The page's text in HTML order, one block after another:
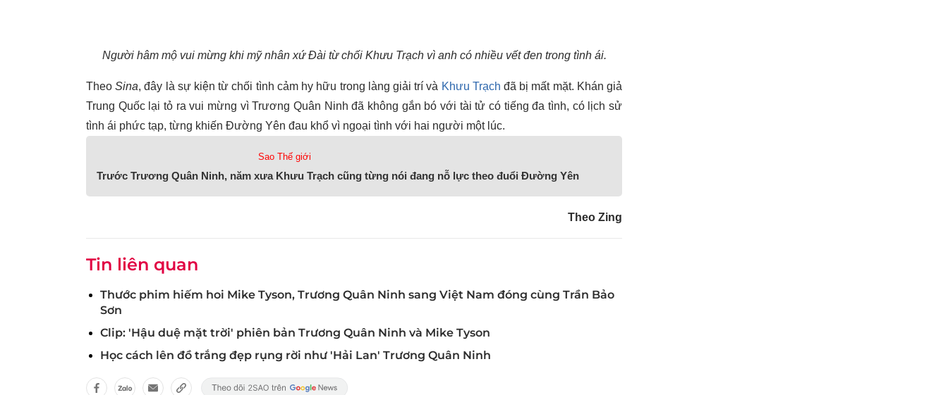
Người hâm mộ vui mừng khi mỹ nhân xứ Đài từ chối Khưu Trạch vì anh có nhiều vết đen trong tình ái.
TheoSina, đây là sự kiện từ chối tình cảm hy hữu trong làng giải trí và Khưu Trạch đã bị mất mặt. Khán giả
Trung Quốc lại tỏ ra vui mừng vì Trương Quân Ninh đã không gắn bó với tài tử có tiếng đa tình, có lịch sử
tình ái phức tạp, từng khiến Đường Yên đau khổ vì ngoại tình với hai người một lúc.
Sao Thế giới
Trước Trương Quân Ninh, năm xưa Khưu Trạch cũng từng nói đang nỗ lực theo đuổi Đường Yên
Theo Zing
Tin liên quan
Thước phim hiếm hoi Mike Tyson, Trương Quân Ninh sang Việt Nam đóng cùng Trần Bảo
Sơn
Clip: 'Hậu duệ mặt trời' phiên bản Trương Quân Ninh và Mike Tyson
Học cách lên đồ trắng đẹp rụng rời như 'Hải Lan' Trương Quân Ninh